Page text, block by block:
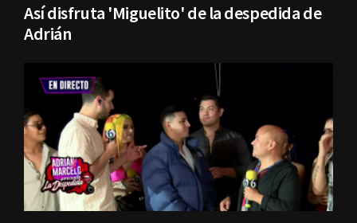
Así disfruta 'Miguelito' de la despedida de
Adrián